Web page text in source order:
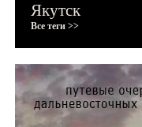
Якутск
Все теги >>